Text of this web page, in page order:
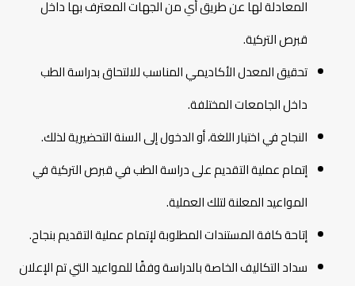
المعادلة لها عن طريق أي من الجهات المعترف بها داخل
قبرص التركية.
تحقيق المعدل الأكاديمي المناسب للالتحاق بدراسة الطب
داخل الجامعات المختلفة.
النجاح في اختبار اللغة، أو الدخول إلى السنة التحضيرية لذلك.
إتمام عملية التقديم على دراسة الطب في قبرص التركية في
المواعيد المعلنة لتلك العملية.
إتاحة كافة المستندات المطلوبة لإتمام عملية التقديم بنجاح.
سداد التكاليف الخاصة بالدراسة وفقًا للمواعيد التي تم الإعلان